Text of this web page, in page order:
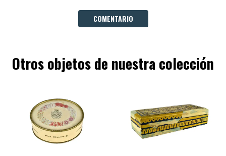
COMENTARIO
Otros objetos de nuestra colección